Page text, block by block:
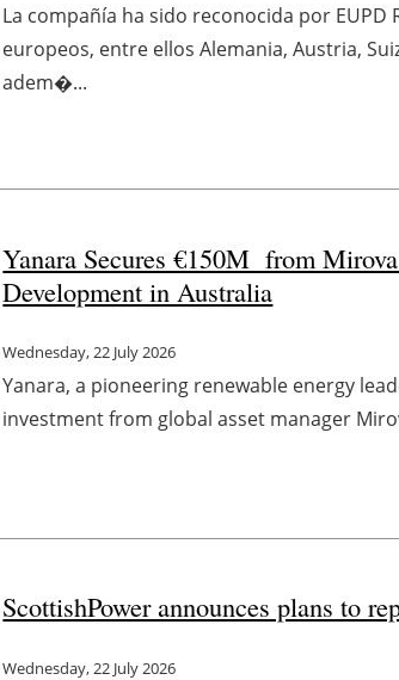
La compañía ha sido reconocida por EUPD
europeos, entre ellos Alemania, Austria,
adem�...
Yanara Secures €150M from
Development in Australia
Wednesday, 22 July 2026
Yanara, a pioneering renewable energy
investment from global asset manager
ScottishPower announces plans to
Wednesday, 22 July 2026